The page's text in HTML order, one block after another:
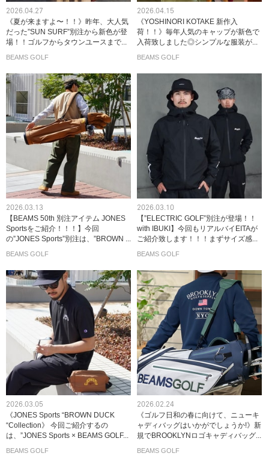
2026.04.27
《夏が来ますよ〜！！》昨年、大人気
だった”SUN SURF”別注から新色が登
場！！ゴルフからタウンユースまで...
BEAMS GOLF
2026.04.15
《YOSHINORI KOTAKE 新作入
荷！！》毎年人気のキャップが新色で
入荷致しました◎シンプルな服装が...
BEAMS GOLF
2026.03.13
【BEAMS 50th 別注アイテム JONES
Sportsをご紹介！！！】今回
の”JONES Sports”別注は、”BROWN ...
BEAMS GOLF
2026.03.10
【”ELECTRIC GOLF”別注が登場！！
with IBUKI】今回もリアルバイEITAが
ご紹介致します！！！まずサイズ感...
BEAMS GOLF
2026.03.05
《JONES Sports “BROWN DUCK
“Collection》 今回ご紹介するの
は、”JONES Sports × BEAMS GOLF...
BEAMS GOLF
2026.02.24
《ゴルフ日和の春に向けて、ニューキ
ャディバッグはいかがでしょうか!》新
規でBROOKLYNロゴキャディバッグ...
BEAMS GOLF